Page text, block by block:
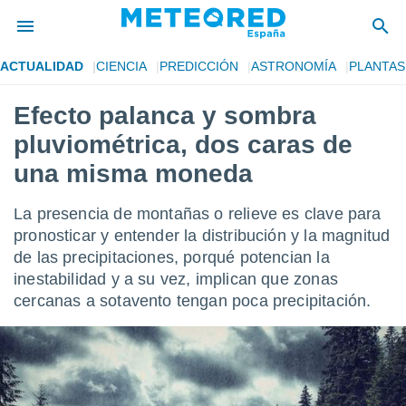
de
por
para
la
calidad.
a este
las
y
digital
basada
ACTUALIDAD CIENCIA PREDICCIÓN ASTRONOMÍA PLANTAS
Efecto palanca y sombra
pluviométrica, dos caras de
una misma moneda
La presencia de montañas o relieve es clave para
pronosticar y entender la distribución y la magnitud
de las precipitaciones, porqué potencian la
inestabilidad y a su vez, implican que zonas
cercanas a sotavento tengan poca precipitación.